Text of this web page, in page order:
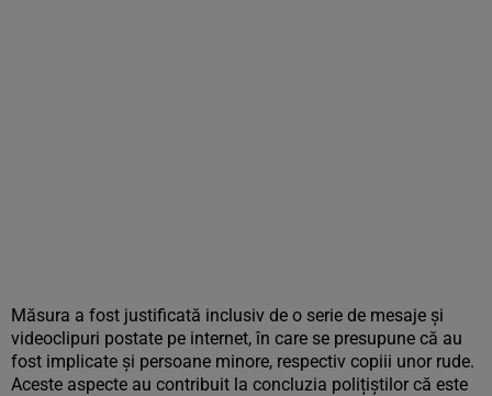
Măsura a fost justificată inclusiv de o serie de mesaje și
videoclipuri postate pe internet, în care se presupune că au
fost implicate și persoane minore, respectiv copiii unor rude.
Aceste aspecte au contribuit la concluzia polițiștilor că este